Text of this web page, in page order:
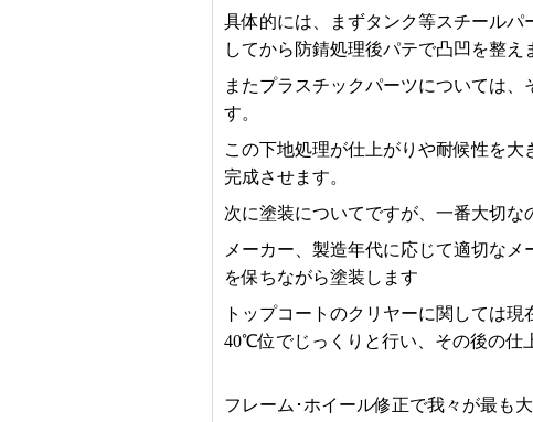
具体的には、まずタンク等スチール
してから防錆処理後パテで凸凹を整え
またプラスチックパーツについては
す。
この下地処理が仕上がりや耐候性を
完成させます。
次に塗装についてですが、一番大切な
メーカー、製造年代に応じて適切な
を保ちながら塗装します
トップコートのクリヤーに関しては
40℃位でじっくりと行い、その後の仕
フレーム･ホイール修正で我々が最も